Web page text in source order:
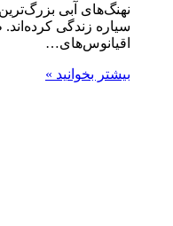
نهنگ‌های آبی
سیاره زندگی
اقیانوس‌های…
بیشتر بخوانید »